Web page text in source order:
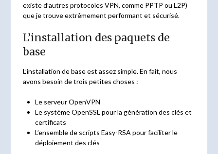
existe d’autres protocoles VPN, comme PPTP ou L2P)
que je trouve extrêmement performant et sécurisé.
L’installation des paquets de
base
L’installation de base est assez simple. En fait, nous
avons besoin de trois petites choses :
Le serveur OpenVPN
Le système OpenSSL pour la génération des clés et
certificats
L’ensemble de scripts Easy-RSA pour faciliter le
déploiement des clés